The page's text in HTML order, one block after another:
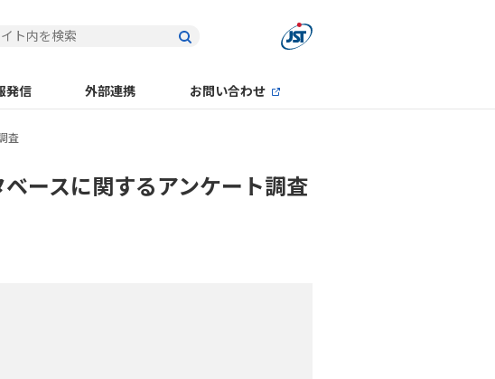
発信 外部連携 お問い合わせ
査
ースに関するアンケート調査